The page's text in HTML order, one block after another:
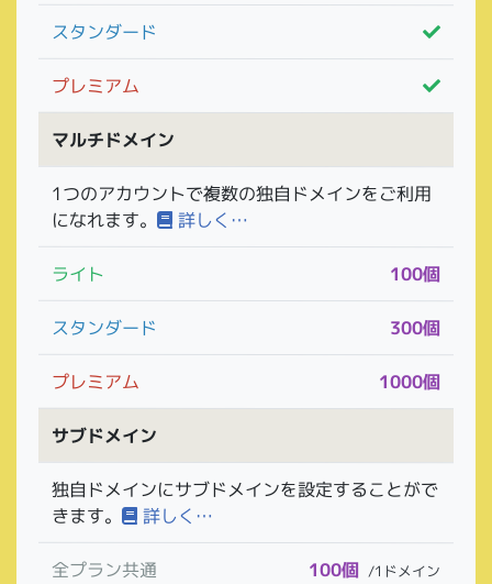
スタンダード
プレミアム
マルチドメイン
1つのアカウントで複数の独自ドメインをご利用
になれます。 詳しく…
ライト 100個
スタンダード 300個
プレミアム 1000個
サブドメイン
独自ドメインにサブドメインを設定することがで
きます。 詳しく…
全プラン共通 100個 /1ドメイン